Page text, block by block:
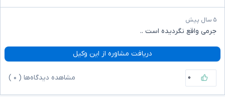
۵ سال پیش
جرمی واقع نگردیده است ..
دریافت مشاوره از این وکیل
۰ مشاهده دیدگاه‌ها ( ۰